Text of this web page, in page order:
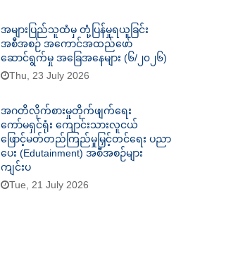
အများပြည်သူထံမှ တုံ့ပြန်မှုရယူခြင်း
အစီအစဉ် အကောင်အထည်ဖော်
ဆောင်ရွက်မှု အခြေအနေများ (၆/၂၀၂၆)
Thu, 23 July 2026
အဂတိလိုက်စားမှုတိုက်ဖျက်ရေး
ကော်မရှင်ရုံး ကျောင်းသားလူငယ်
ဖြောင့်မတ်တည်ကြည်မှုမြှင့်တင်ရေး ပညာ
ပေး (Edutainment) အစီအစဉ်များ
ကျင်းပ
Tue, 21 July 2026